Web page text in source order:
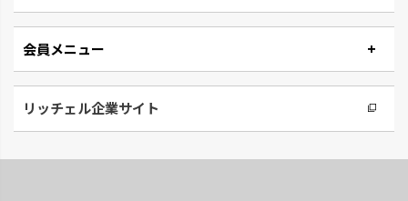
会員メニュー
リッチェル企業サイト